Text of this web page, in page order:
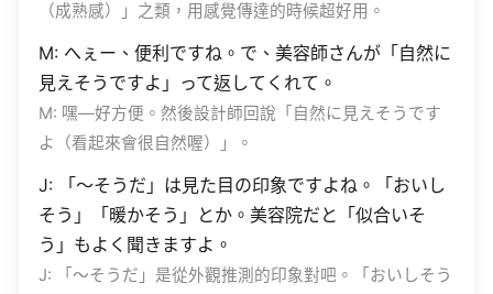
（成熟感）」之類，用感覺傳達的時候超好用。
M: へぇー、便利ですね。で、美容師さんが「自然に
見えそうですよ」って返してくれて。
M: 嘿—好方便。然後設計師回說「自然に見えそうです
よ（看起來會很自然喔）」。
J: 「〜そうだ」は見た目の印象ですよね。「おいし
そう」「暖かそう」とか。美容院だと「似合いそ
う」もよく聞きますよ。
J: 「〜そうだ」是從外觀推測的印象對吧。「おいしそう